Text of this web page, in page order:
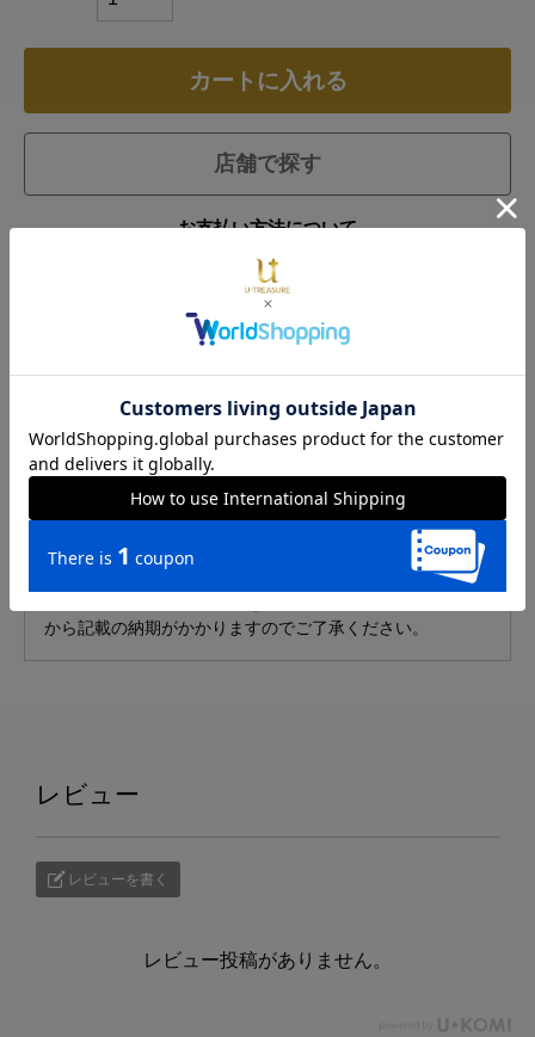
カートに入れる
店舗で探す
お支払い方法について
仕様
大好物のバナナアイスクリームをイメージした2色のカラー
ストーンをアクセントに耳やしっぽ、足の裏の細部まで、
とブルートパーズのさわやかな色味が上品な印象。
ファッションを選ばずに身に着けやすいデザインです。
発送予定日は、ご注文状況により変動する場合がございま
から記載の納期がかかりますのでご了承ください。
レビュー
レビューを書く
レビュー投稿がありません。